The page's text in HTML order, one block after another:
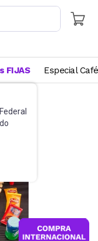
FIJAS Especial Café